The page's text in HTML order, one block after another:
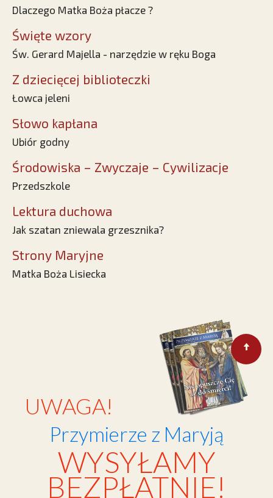
Dlaczego Matka Boża płacze ?
Święte wzory
Św. Gerard Majella - narzędzie w ręku Boga
Z dziecięcej biblioteczki
Łowca jeleni
Słowo kapłana
Ubiór godny
Środowiska – Zwyczaje – Cywilizacje
Przedszkole
Lektura duchowa
Jak szatan zniewala grzesznika?
Strony Maryjne
Matka Boża Lisiecka
UWAGA!
Przymierze z Maryją
WYSYŁAMY
BEZPŁATNIE!